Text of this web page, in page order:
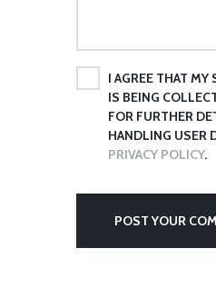
I AGREE THAT
IS BEING
FOR FURTHER
HANDLING USER
PRIVACY POLICY.